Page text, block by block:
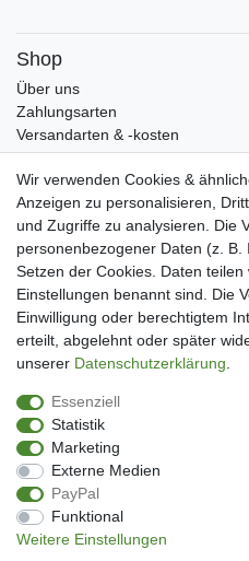
Shop
Über uns
Zahlungsarten
Versandarten & -kosten
Widerrufsrecht
Warenkorb
Zur Kasse
Mein Konto
Kundenkonto eröffnen
Im Kundenkonto anmelden
Wunschliste
Service
Datenschutzerklärung
AGB
Impressum
Facebook
Newsletter An & Abmeldung
Wir verwenden Cookies &
Anzeigen zu personalisieren,
und Zugriffe zu analysieren. Die
personenbezogener Daten (z.
Setzen der Cookies. Daten
Einstellungen benannt sind. Die
Einwilligung oder berechtigtem
erteilt, abgelehnt oder später
unserer Daten­schutz­erklärung
Essenziell
Statistik
Marketing
Externe Medien
PayPal
Funktional
Weitere Einstellungen